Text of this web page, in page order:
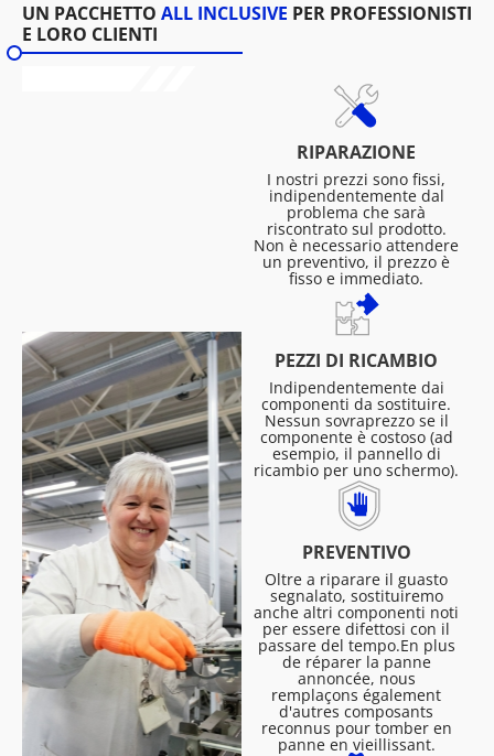
UN PACCHETTO ALL INCLUSIVE PER PROFESSIONISTI
E LORO CLIENTI
RIPARAZIONE
I nostri prezzi sono fissi,
indipendentemente dal
problema che sarà
riscontrato sul prodotto.
Non è necessario attendere
un preventivo, il prezzo è
fisso e immediato.
PEZZI DI RICAMBIO
Indipendentemente dai
componenti da sostituire.
Nessun sovraprezzo se il
componente è costoso (ad
esempio, il pannello di
ricambio per uno schermo).
PREVENTIVO
Oltre a riparare il guasto
segnalato, sostituiremo
anche altri componenti noti
per essere difettosi con il
passare del tempo.En plus
de réparer la panne
annoncée, nous
remplaçons également
d'autres composants
reconnus pour tomber en
panne en vieillissant.